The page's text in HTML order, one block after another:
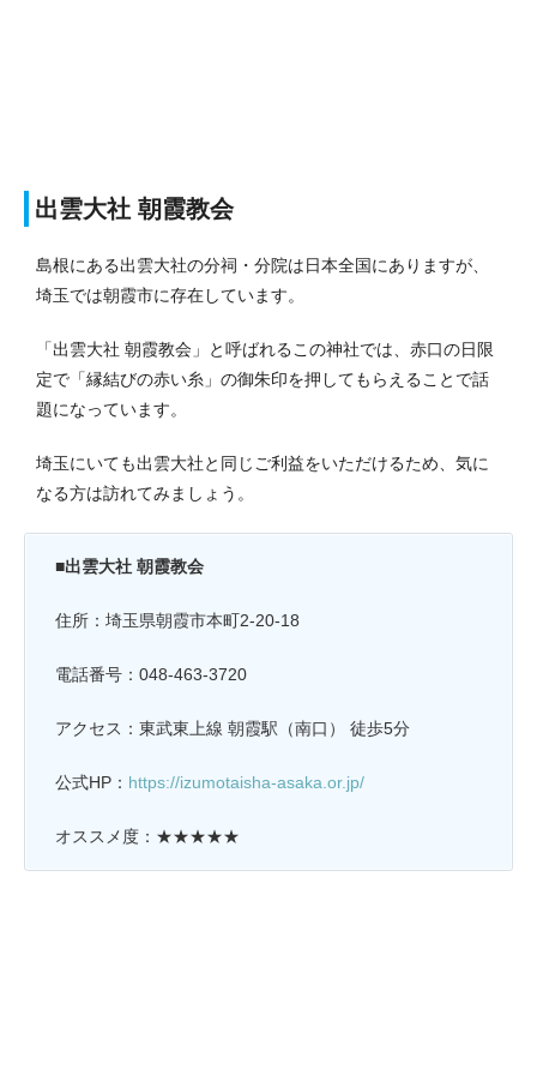
出雲大社 朝霞教会
島根にある出雲大社の分祠・分院は日本全国にありますが、
埼玉では朝霞市に存在しています。
「出雲大社 朝霞教会」と呼ばれるこの神社では、赤口の日限
定で「縁結びの赤い糸」の御朱印を押してもらえることで話
題になっています。
埼玉にいても出雲大社と同じご利益をいただけるため、気に
なる方は訪れてみましょう。
■出雲大社 朝霞教会
住所：埼玉県朝霞市本町2-20-18
電話番号：048-463-3720
アクセス：東武東上線 朝霞駅（南口） 徒歩5分
公式HP： https://izumotaisha-asaka.or.jp/
オススメ度：★★★★★